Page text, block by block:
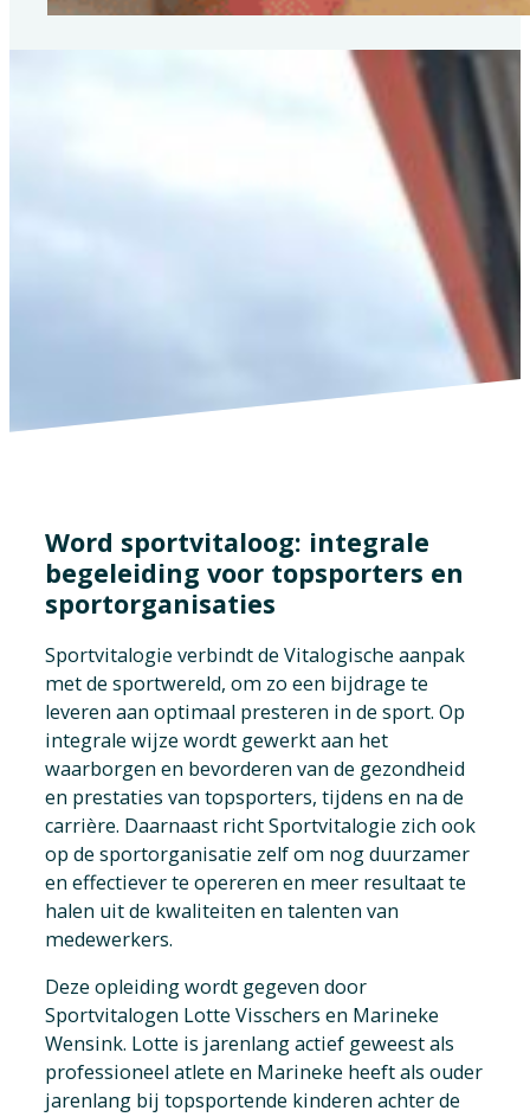
Word sportvitaloog: integrale
begeleiding voor topsporters en
sportorganisaties
Sportvitalogie verbindt de Vitalogische aanpak
met de sportwereld, om zo een bijdrage te
leveren aan optimaal presteren in de sport. Op
integrale wijze wordt gewerkt aan het
waarborgen en bevorderen van de gezondheid
en prestaties van topsporters, tijdens en na de
carrière. Daarnaast richt Sportvitalogie zich ook
op de sportorganisatie zelf om nog duurzamer
en effectiever te opereren en meer resultaat te
halen uit de kwaliteiten en talenten van
medewerkers.
Deze opleiding wordt gegeven door
Sportvitalogen Lotte Visschers en Marineke
Wensink. Lotte is jarenlang actief geweest als
professioneel atlete en Marineke heeft als ouder
jarenlang bij topsportende kinderen achter de